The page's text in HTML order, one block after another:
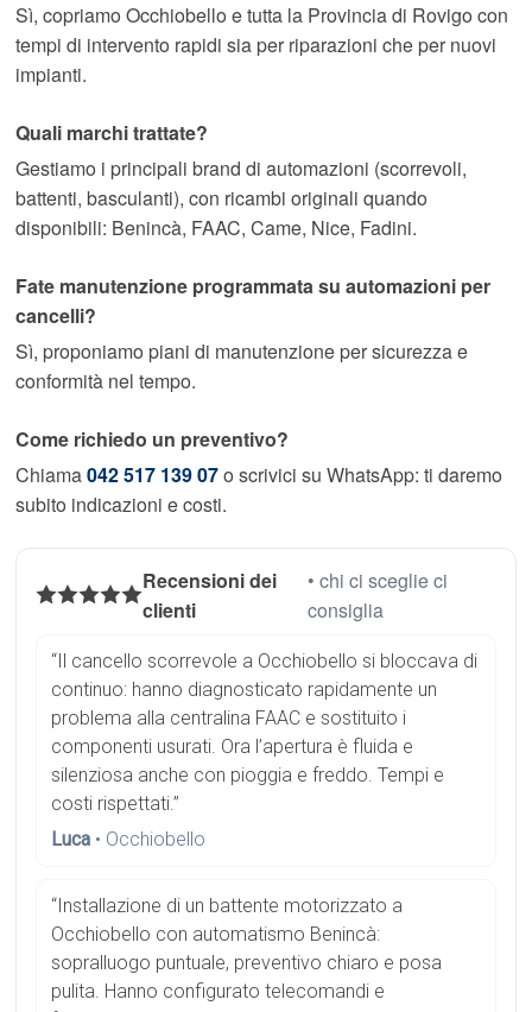
Sì, copriamo Occhiobello e tutta la Provincia di Rovigo con
tempi di intervento rapidi sia per riparazioni che per nuovi
impianti.
Quali marchi trattate?
Gestiamo i principali brand di automazioni (scorrevoli,
battenti, basculanti), con ricambi originali quando
disponibili: Benincà, FAAC, Came, Nice, Fadini.
Fate manutenzione programmata su automazioni per
cancelli?
Sì, proponiamo piani di manutenzione per sicurezza e
conformità nel tempo.
Come richiedo un preventivo?
Chiama042 517 139 07o scrivici su WhatsApp: ti daremo
subito indicazioni e costi.
Recensioni dei
clienti
• chi ci sceglie ci
consiglia
“Il cancello scorrevole a Occhiobello si bloccava di
continuo: hanno diagnosticato rapidamente un
problema alla centralina FAAC e sostituito i
componenti usurati. Ora l’apertura è fluida e
silenziosa anche con pioggia e freddo. Tempi e
costi rispettati.”
Luca • Occhiobello
“Installazione di un battente motorizzato a
Occhiobello con automatismo Benincà:
sopralluogo puntuale, preventivo chiaro e posa
pulita. Hanno configurato telecomandi e